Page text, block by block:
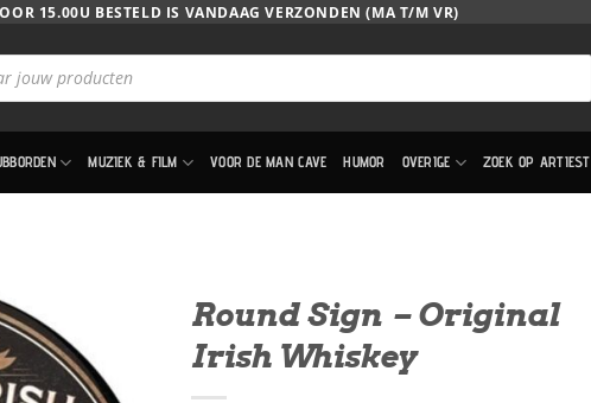
15.00U BESTELD IS VANDAAG VERZONDEN (MA T/M VR)
MUZIEK & FILM VOOR DE MAN CAVE HUMOR OVERIGE ZOEK OP ARTIEST
Round Sign – Original
Irish Whiskey